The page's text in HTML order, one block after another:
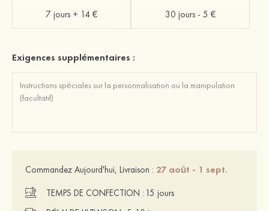
7 jours + 14 € 30 jours - 5 €
Exigences supplémentaires :
Commandez Aujourd'hui, Livraison : 27 août - 1 sept.
TEMPS DE CONFECTION : 15 jours